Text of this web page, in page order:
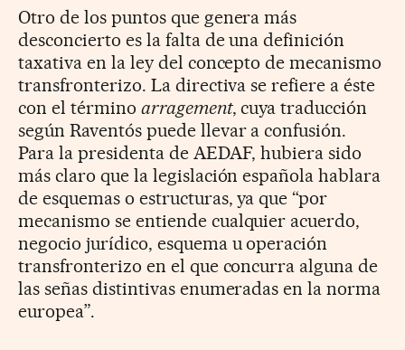
Otro de los puntos que genera más
desconcierto es la falta de una definición
taxativa en la ley del concepto de mecanismo
transfronterizo. La directiva se refiere a éste
con el término arragement, cuya traducción
según Raventós puede llevar a confusión.
Para la presidenta de AEDAF, hubiera sido
más claro que la legislación española hablara
de esquemas o estructuras, ya que “por
mecanismo se entiende cualquier acuerdo,
negocio jurídico, esquema u operación
transfronterizo en el que concurra alguna de
las señas distintivas enumeradas en la norma
europea”.